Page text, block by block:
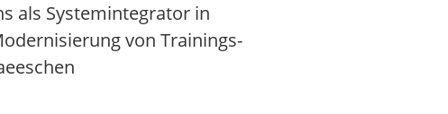
als Systemintegrator in
von Trainings-